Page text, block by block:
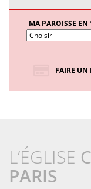
MA PAROISSE EN
FAIRE UN
L’ÉGLISE
PARIS